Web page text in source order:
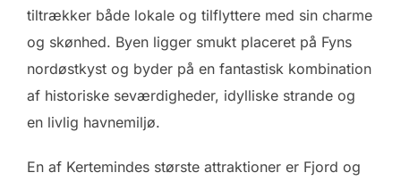
tiltrækker både lokale og tilflyttere med sin charme
og skønhed. Byen ligger smukt placeret på Fyns
nordøstkyst og byder på en fantastisk kombination
af historiske seværdigheder, idylliske strande og
en livlig havnemiljø.
En af Kertemindes største attraktioner er Fjord og